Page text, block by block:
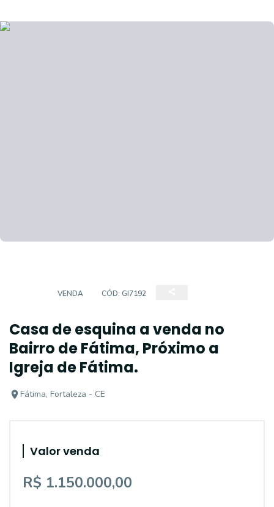
VENDA CÓD: GI7192
Casa de esquina a venda no
Bairro de Fátima, Próximo a
Igreja de Fátima.
Fátima, Fortaleza - CE
Valor venda
R$ 1.150.000,00